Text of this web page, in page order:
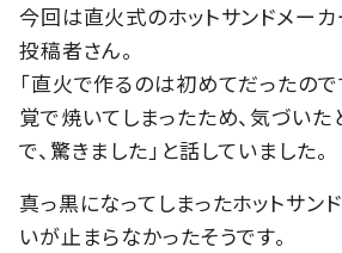
今回は直火式のホットサンドメー
投稿者さん。
「直火で作るのは初めてだったので
覚で焼いてしまったため、気づい
で、驚きました」と話していました。
真っ黒になってしまったホットサン
いが止まらなかったそうです。